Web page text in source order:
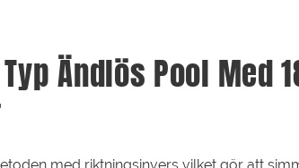
Ändlös Pool Med
med riktningsinvers vilket gör att